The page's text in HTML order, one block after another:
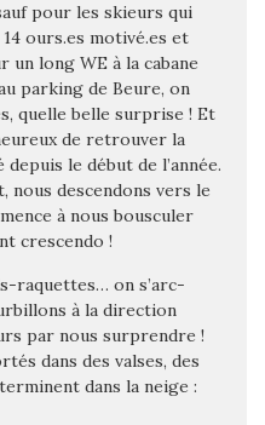
pour les skieurs qui
ours.es motivé.es et
long WE à la cabane
parking de Beure, on
quelle belle surprise ! Et
de retrouver la
le début de l’année.
nous descendons vers le
à nous bousculer
crescendo !
raquettes… on s’arc-
à la direction
par nous surprendre !
dans des valses, des
dans la neige :